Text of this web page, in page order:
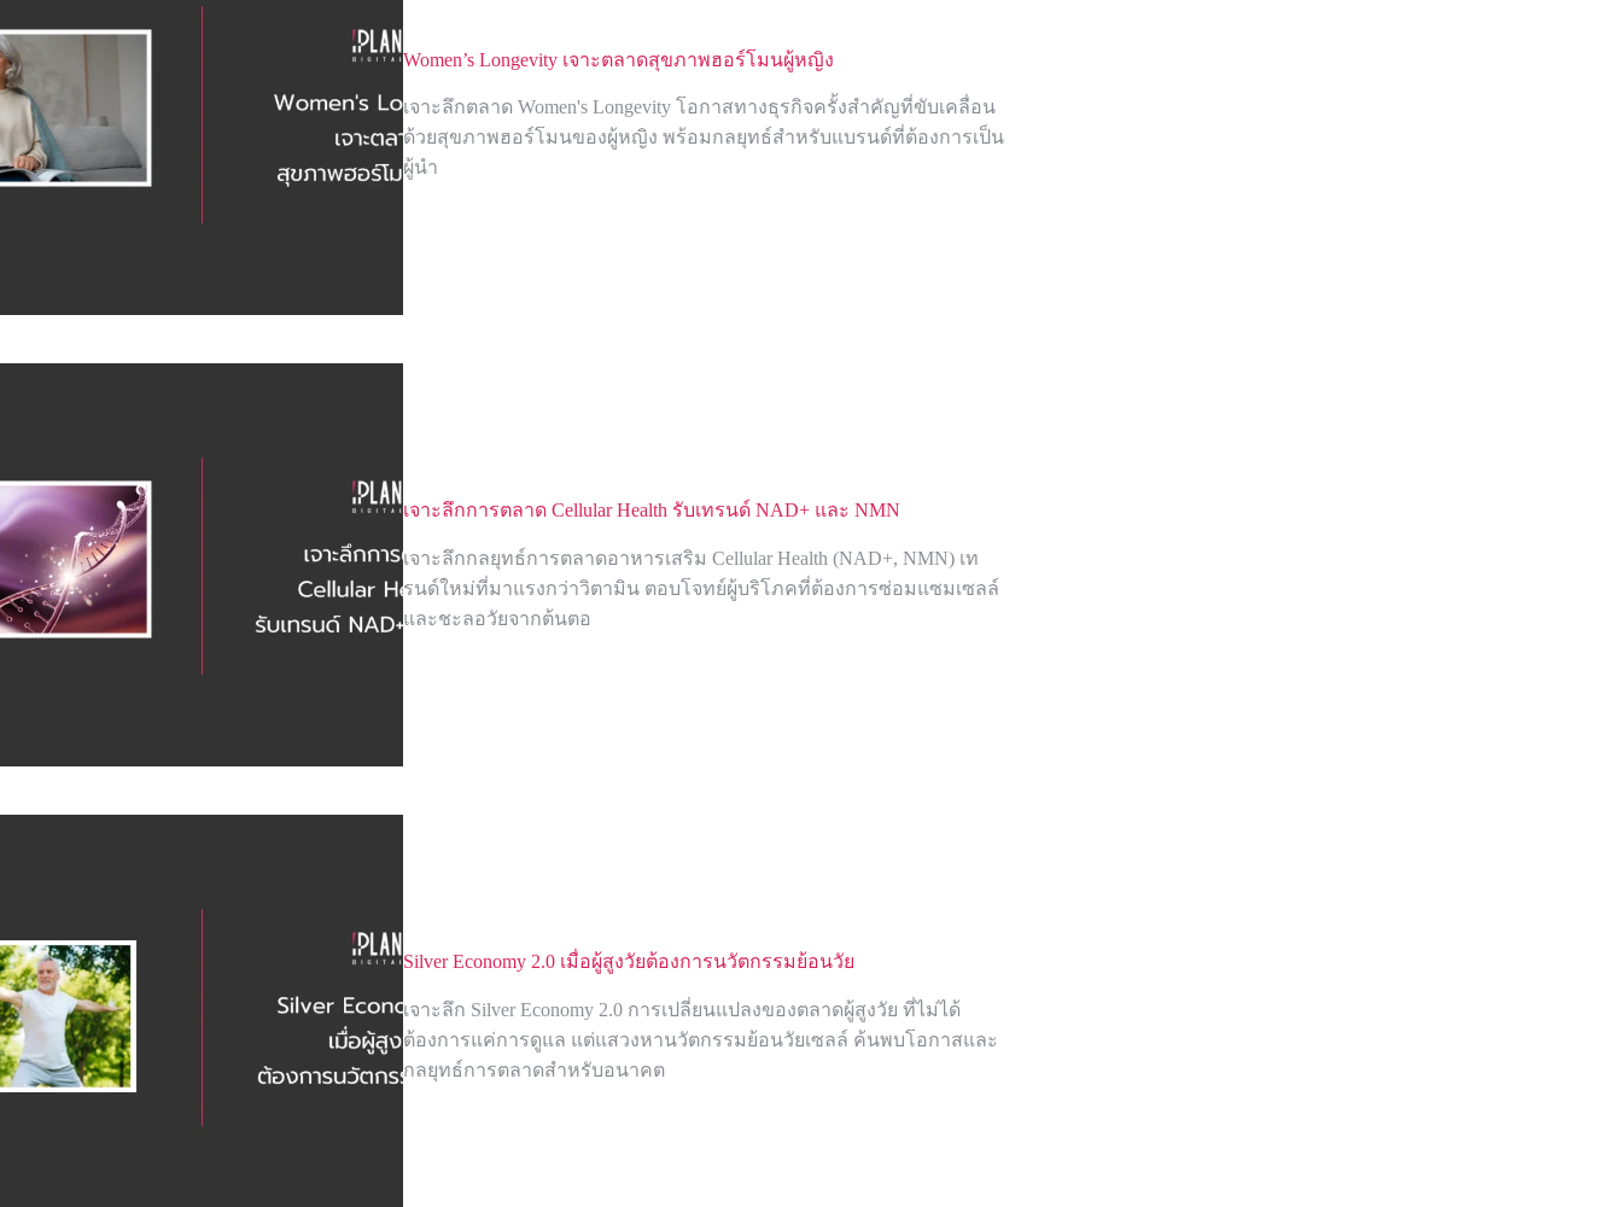
Women’s Longevity เจาะตลาดสุขภาพฮอร์โมนผู้หญิง
เจาะลึกตลาด Women's Longevity โอกาสทางธุรกิจครั้งสำคัญที่ขับเคลื่อน
ด้วยสุขภาพฮอร์โมนของผู้หญิง พร้อมกลยุทธ์สำหรับแบรนด์ที่ต้องการเป็น
ผู้นำ
เจาะลึกการตลาด Cellular Health รับเทรนด์ NAD+ และ NMN
เจาะลึกกลยุทธ์การตลาดอาหารเสริม Cellular Health (NAD+, NMN) เท
รนด์ใหม่ที่มาแรงกว่าวิตามิน ตอบโจทย์ผู้บริโภคที่ต้องการซ่อมแซมเซลล์
และชะลอวัยจากต้นตอ
Silver Economy 2.0 เมื่อผู้สูงวัยต้องการนวัตกรรมย้อนวัย
เจาะลึก Silver Economy 2.0 การเปลี่ยนแปลงของตลาดผู้สูงวัย ที่ไม่ได้
ต้องการแค่การดูแล แต่แสวงหานวัตกรรมย้อนวัยเซลล์ ค้นพบโอกาสและ
กลยุทธ์การตลาดสำหรับอนาคต